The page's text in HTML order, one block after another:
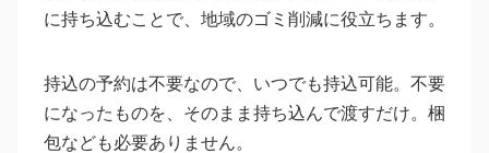
に持ち込むことで、地域のゴミ削減に役立ちます。
持込の予約は不要なので、いつでも持込可能。不要
になったものを、そのまま持ち込んで渡すだけ。梱
包なども必要ありません。